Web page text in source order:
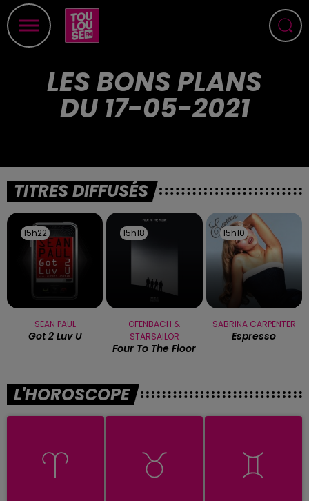
LES BONS PLANS
DU 17-05-2021
TITRES DIFFUSÉS
15h22
15h22
SEAN PAUL
Got 2 Luv U
15h18
15h18
OFENBACH &
STARSAILOR
Four To The Floor
15h10
15h10
SABRINA CARPENTER
Espresso
L'HOROSCOPE